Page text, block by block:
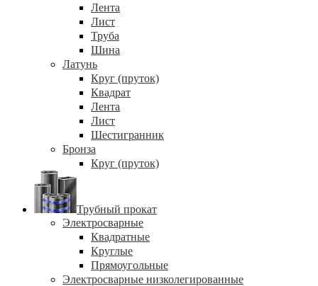
Лента
Лист
Труба
Шина
Латунь
Круг (пруток)
Квадрат
Лента
Лист
Шестигранник
Бронза
Круг (пруток)
Трубный прокат
Электросварные
Квадратные
Круглые
Прямоугольные
Электросварные низколегированные